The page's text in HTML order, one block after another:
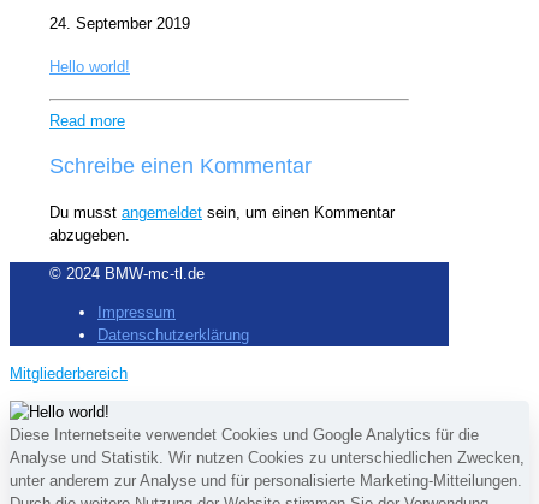
24. September 2019
Hello world!
Read more
Schreibe einen Kommentar
Du musst angemeldet sein, um einen Kommentar
abzugeben.
© 2024 BMW-mc-tl.de
Impressum
Datenschutzerklärung
Mitgliederbereich
Diese Internetseite verwendet Cookies und Google Analytics für die
Analyse und Statistik. Wir nutzen Cookies zu unterschiedlichen Zwecken,
unter anderem zur Analyse und für personalisierte Marketing-Mitteilungen.